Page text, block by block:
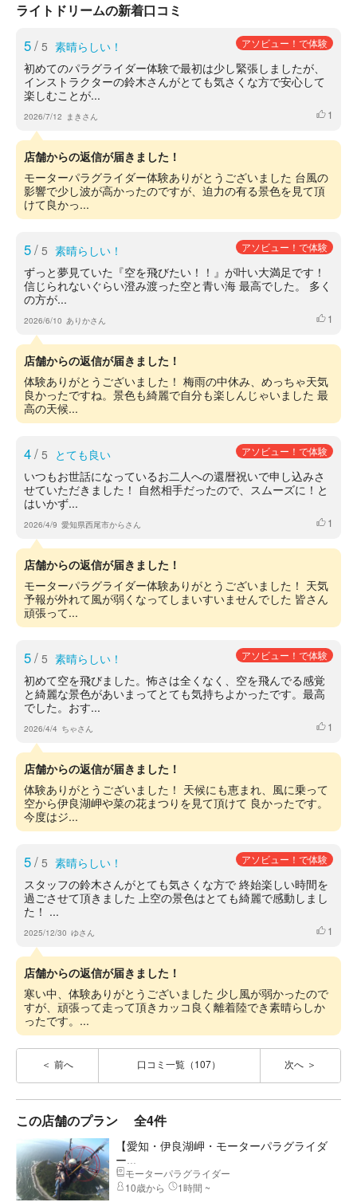
ライトドリームの新着口コミ
5/ 5 素晴らしい！ アソビュー！で体験
初めてのパラグライダー体験で最初は少し緊張しましたが、
インストラクターの鈴木さんがとても気さくな方で安心して
楽しむことが...
2026/7/12 まきさん いいね
1
店舗からの返信が届きました！
モーターパラグライダー体験ありがとうございました 台風の
影響で少し波が高かったのですが、迫力の有る景色を見て頂
けて良かっ...
5/ 5 素晴らしい！ アソビュー！で体験
ずっと夢見ていた『空を飛びたい！！』が叶い大満足です！
信じられないぐらい澄み渡った空と青い海 最高でした。 多く
の方が...
2026/6/10 ありかさん いいね
1
店舗からの返信が届きました！
体験ありがとうございました！ 梅雨の中休み、めっちゃ天気
良かったですね。景色も綺麗で自分も楽しんじゃいました 最
高の天候...
4/ 5 とても良い アソビュー！で体験
いつもお世話になっているお二人への還暦祝いで申し込みさ
せていただきました！ 自然相手だったので、スムーズに！と
はいかず...
2026/4/9 愛知県西尾市からさん いいね
1
店舗からの返信が届きました！
モーターパラグライダー体験ありがとうございました！ 天気
予報が外れて風が弱くなってしまいすいませんでした 皆さん
頑張って...
5/ 5 素晴らしい！ アソビュー！で体験
初めて空を飛びました。怖さは全くなく、空を飛んでる感覚
と綺麗な景色があいまってとても気持ちよかったです。最高
でした。おす...
2026/4/4 ちゃさん いいね
1
店舗からの返信が届きました！
体験ありがとうございました！ 天候にも恵まれ、風に乗って
空から伊良湖岬や菜の花まつりを見て頂けて 良かったです。
今度はジ...
5/ 5 素晴らしい！ アソビュー！で体験
スタッフの鈴木さんがとても気さくな方で 終始楽しい時間を
過ごさせて頂きました 上空の景色はとても綺麗で感動しまし
た！ ...
2025/12/30 ゆさん いいね
1
店舗からの返信が届きました！
寒い中、体験ありがとうございました 少し風が弱かったので
すが、頑張って走って頂きカッコ良く離着陸でき素晴らしか
ったです。...
前へ 口コミ一覧（107） 次へ
この店舗のプラン 全4件
【愛知・伊良湖岬・モーターパラグライダ
ー...
モーターパラグライダー
10歳から
1時間 ~